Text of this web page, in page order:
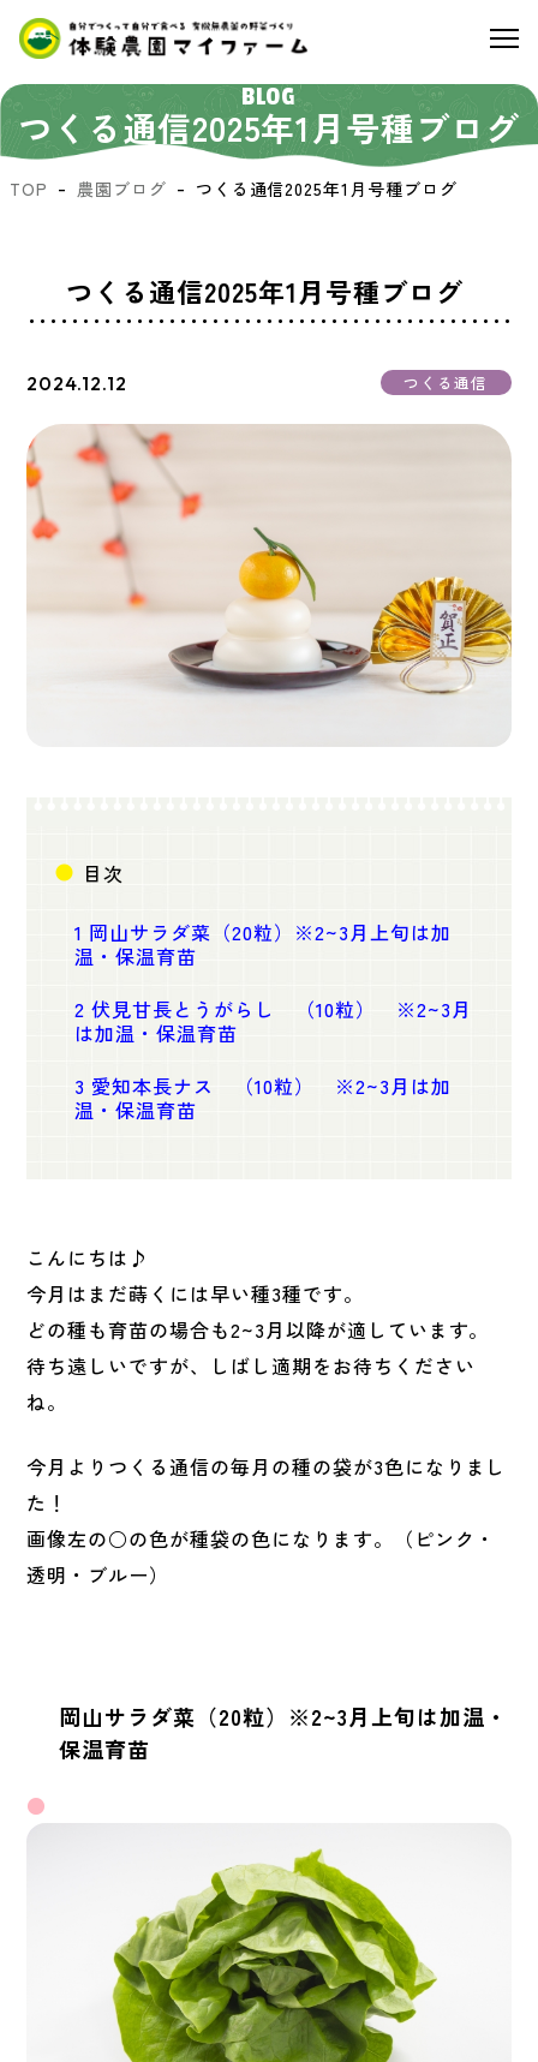
BLOG
つくる通信2025年1月号種ブログ
TOP 農園ブログ つくる通信2025年1月号種ブログ
つくる通信2025年1月号種ブログ
2024.12.12 つくる通信
目次
1 岡山サラダ菜（20粒）※2~3月上旬は加
温・保温育苗
2 伏見甘長とうがらし （10粒） ※2~3月
は加温・保温育苗
3 愛知本長ナス （10粒） ※2~3月は加
温・保温育苗
こんにちは♪
今月はまだ蒔くには早い種3種です。
どの種も育苗の場合も2~3月以降が適しています。
待ち遠しいですが、しばし適期をお待ちください
ね。
今月よりつくる通信の毎月の種の袋が3色になりまし
た！
画像左の○の色が種袋の色になります。（ピンク・
透明・ブルー）
岡山サラダ菜（20粒）※2~3月上旬は加温・
保温育苗
●